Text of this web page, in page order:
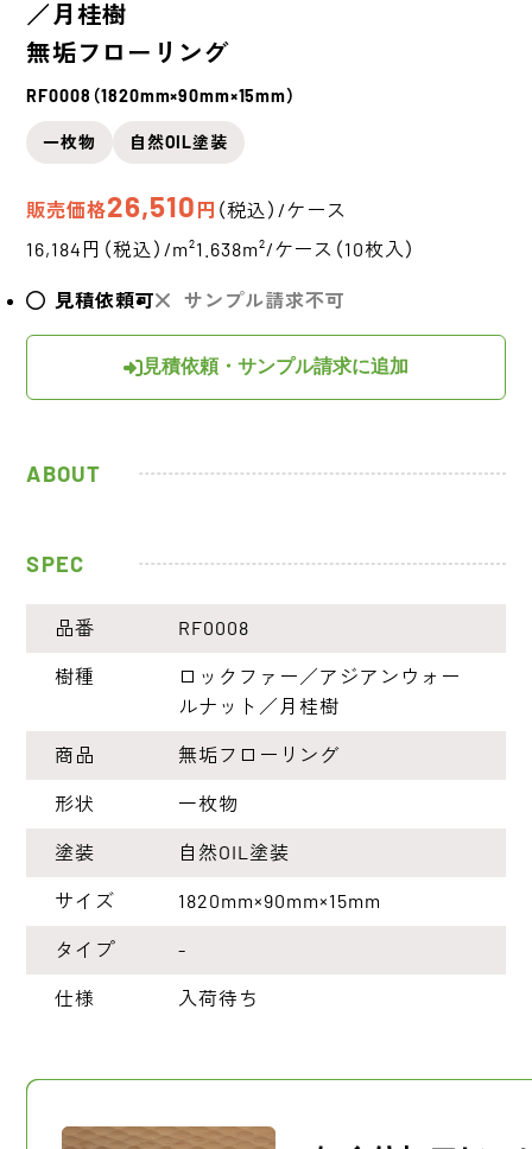
／月桂樹
無垢フローリング
RF0008（1820mm×90mm×15mm）
一枚物 自然OIL塗装
販売価格26,510 円 （税込）/ケース
16,184円（税込）/m²1.638m²/ケース（10枚入）
見積依頼可 サンプル請求不可
見積依頼・サンプル請求に追加
ABOUT
SPEC
品番 RF0008
樹種
ロックファー／アジアンウォー
ルナット／月桂樹
商品 無垢フローリング
形状 一枚物
塗装 自然OIL塗装
サイズ 1820mm×90mm×15mm
タイプ -
仕様 入荷待ち